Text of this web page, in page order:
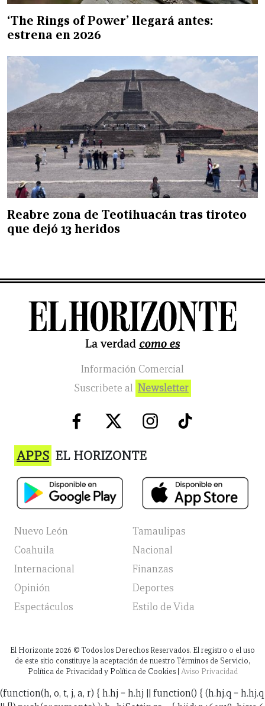
‘The Rings of Power’ llegará antes:
estrena en 2026
Reabre zona de Teotihuacán tras tiroteo
que dejó 13 heridos
Información Comercial
Suscribete al Newsletter
APPS EL HORIZONTE
Nuevo León
Tamaulipas
Coahuila
Nacional
Internacional
Finanzas
Opinión
Deportes
Espectáculos
Estilo de Vida
El Horizonte 2026 © Todos los Derechos Reservados. El registro o el uso
de este sitio constituye la aceptación de nuestro Términos de Servicio,
Política de Privacidad y Política de Cookies | Aviso Privacidad
(function(h, o, t, j, a, r) { h.hj = h.hj || function() { (h.hj.q = h.hj.q